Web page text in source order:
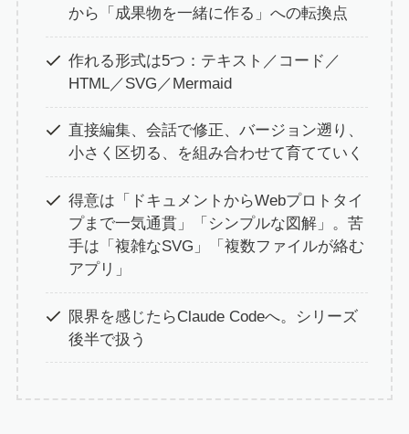
から「成果物を一緒に作る」への転換点
作れる形式は5つ：テキスト／コード／
HTML／SVG／Mermaid
直接編集、会話で修正、バージョン遡り、
小さく区切る、を組み合わせて育てていく
得意は「ドキュメントからWebプロトタイ
プまで一気通貫」「シンプルな図解」。苦
手は「複雑なSVG」「複数ファイルが絡む
アプリ」
限界を感じたらClaude Codeへ。シリーズ
後半で扱う